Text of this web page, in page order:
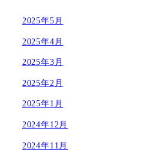
2025年5月
2025年4月
2025年3月
2025年2月
2025年1月
2024年12月
2024年11月